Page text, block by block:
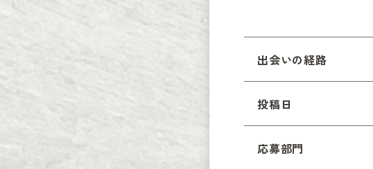
出会いの経路
投稿日
応募部門